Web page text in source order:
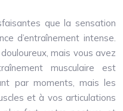
que la sensation
d’entraînement intense.
mais vous avez
musculaire est
par moments, mais les
et à vos articulations